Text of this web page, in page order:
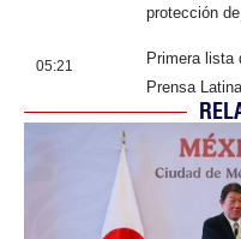
protección
05:21
Primera lista
Prensa Latina